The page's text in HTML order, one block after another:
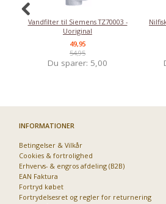
Vandfilter til Siemens TZ70003 -
Uoriginal
49,95
54,95
Du sparer: 5,00
INFORMATIONER
Betingelser & Vilkår
Cookies & fortrolighed
Erhvervs- & engros afdeling (B2B)
EAN Faktura
Fortryd købet
Fortrydelsesret og regler for returnering